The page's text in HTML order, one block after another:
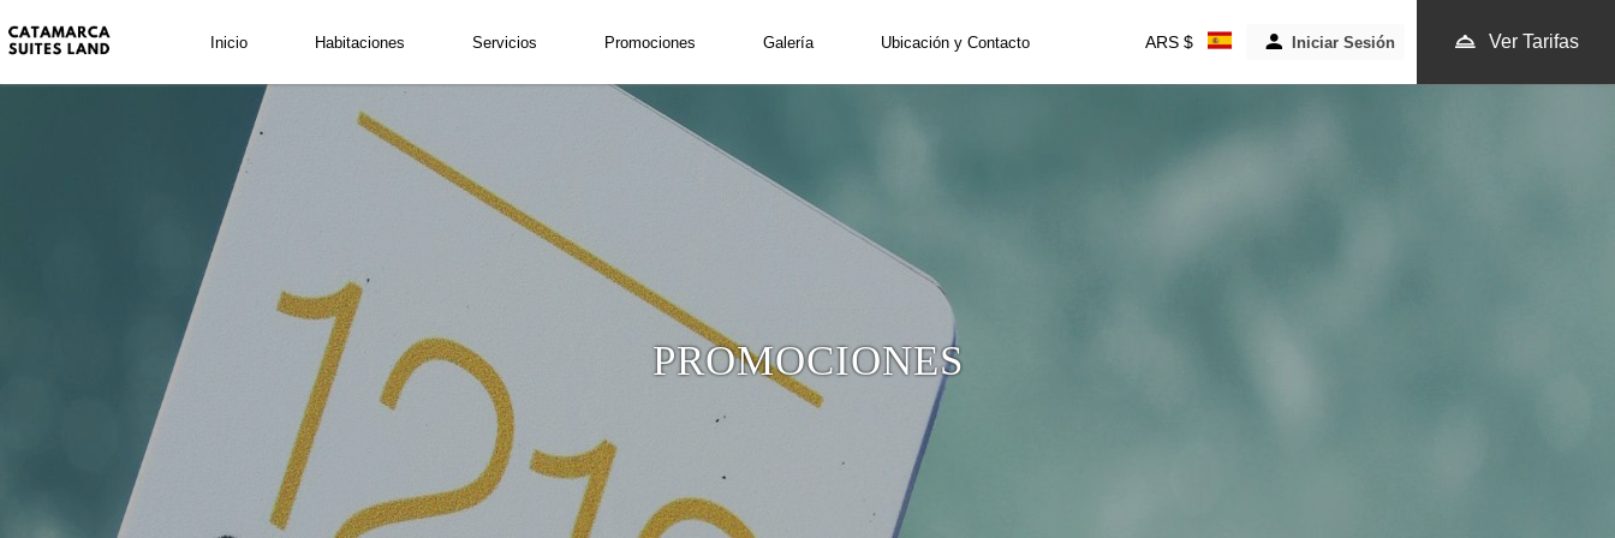
Inicio Habitaciones Servicios Promociones Galería Ubicación y Contacto ARS $ Iniciar Sesión Ver Tarifas
Fecha de Llegada Fecha de Salida Código Promocional
2 adultos • 1 VER TARIFAS
PROMOCIONES